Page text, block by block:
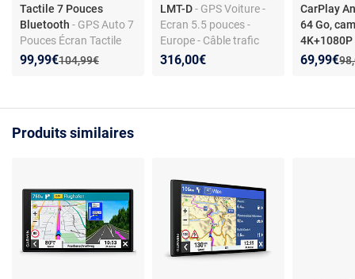
Tactile 7 Pouces
Bluetooth - GPS Auto 7
Pouces Écran Tactile
Sans Fil CarPlay
Ancien prix :
104,99€
Nouveau prix :
99,99€
Réduction de :
LMT-D- GPS Voiture -
Ecran 5.5 pouces -
Europe - Câble trafic
inclus
316,00€
CarPlay
64 Go,
4K+1080P
Nouveau
69,99€
Produits similaires